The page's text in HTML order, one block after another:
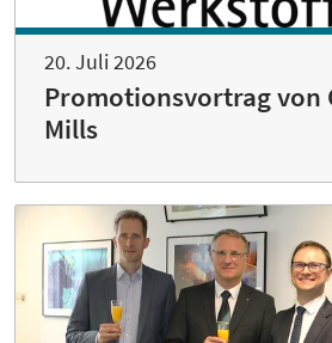
20. Juli 2026
Promotionsvortrag von
Mills